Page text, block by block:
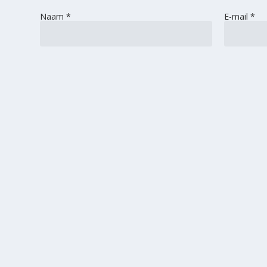
Naam* E-mail *